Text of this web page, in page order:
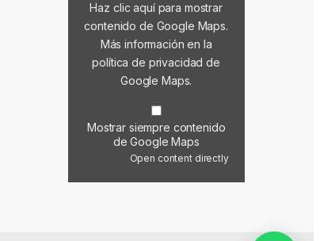
Haz clic aquí para mostrar
contenido de Google Maps.
Más información en la
política de privacidad de
Google Maps.
Mostrar siempre contenido
de Google Maps
Open content directly